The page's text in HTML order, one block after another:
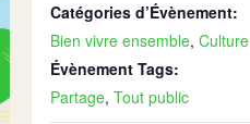
Catégories d’Évènement:
Bien vivre ensemble,Culture
Évènement Tags:
Partage,Tout public